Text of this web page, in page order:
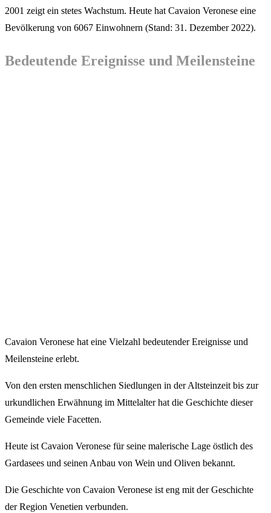
2001 zeigt ein stetes Wachstum. Heute hat Cavaion Veronese eine
Bevölkerung von 6067 Einwohnern (Stand: 31. Dezember 2022).
Bedeutende Ereignisse und Meilensteine
Cavaion Veronese hat eine Vielzahl bedeutender Ereignisse und
Meilensteine erlebt.
Von den ersten menschlichen Siedlungen in der Altsteinzeit bis zur
urkundlichen Erwähnung im Mittelalter hat die Geschichte dieser
Gemeinde viele Facetten.
Heute ist Cavaion Veronese für seine malerische Lage östlich des
Gardasees und seinen Anbau von Wein und Oliven bekannt.
Die Geschichte von Cavaion Veronese ist eng mit der Geschichte
der Region Venetien verbunden.